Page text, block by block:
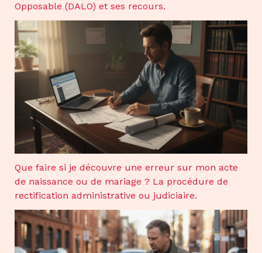
Opposable (DALO) et ses recours.
Que faire si je découvre une erreur sur mon acte
de naissance ou de mariage ? La procédure de
rectification administrative ou judiciaire.